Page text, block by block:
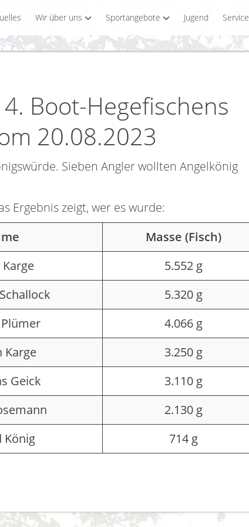
Wir über uns Sportangebote Jugend Service
Boot-Hegefischens
20.08.2023
Sieben Angler wollten Angelkönig
Ergebnis zeigt, wer es wurde:
Masse (Fisch)
5.552 g
5.320 g
4.066 g
Karge
3.250 g
Geick
3.110 g
2.130 g
König 714 g